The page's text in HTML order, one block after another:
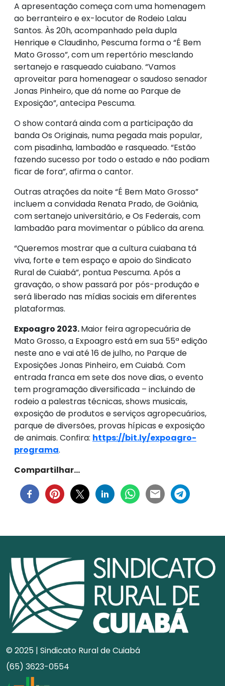
A apresentação começa com uma homenagem
ao berranteiro e ex-locutor de Rodeio Lalau
Santos. Às 20h, acompanhado pela dupla
Henrique e Claudinho, Pescuma forma o “É Bem
Mato Grosso”, com um repertório mesclando
sertanejo e rasqueado cuiabano. “Vamos
aproveitar para homenagear o saudoso senador
Jonas Pinheiro, que dá nome ao Parque de
Exposição”, antecipa Pescuma.
O show contará ainda com a participação da
banda Os Originais, numa pegada mais popular,
com pisadinha, lambadão e rasqueado. “Estão
fazendo sucesso por todo o estado e não podiam
ficar de fora”, afirma o cantor.
Outras atrações da noite “É Bem Mato Grosso”
incluem a convidada Renata Prado, de Goiânia,
com sertanejo universitário, e Os Federais, com
lambadão para movimentar o público da arena.
“Queremos mostrar que a cultura cuiabana tá
viva, forte e tem espaço e apoio do Sindicato
Rural de Cuiabá”, pontua Pescuma. Após a
gravação, o show passará por pós-produção e
será liberado nas mídias sociais em diferentes
plataformas.
Expoagro 2023.Maior feira agropecuária de
Mato Grosso, a Expoagro está em sua 55ª edição
neste ano e vai até 16 de julho, no Parque de
Exposições Jonas Pinheiro, em Cuiabá. Com
entrada franca em sete dos nove dias, o evento
tem programação diversificada – incluindo de
rodeio a palestras técnicas, shows musicais,
exposição de produtos e serviços agropecuários,
parque de diversões, provas hípicas e exposição
de animais. Confira: https://bit.ly/expoagro-
programa.
Compartilhar…
© 2025 | Sindicato Rural de Cuiabá
(65) 3623-0554